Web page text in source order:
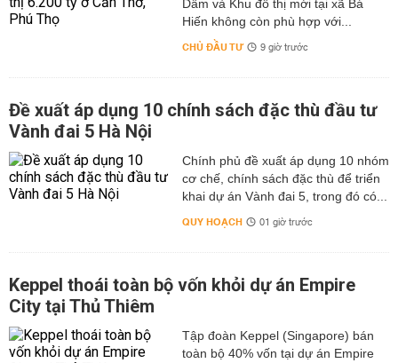
Dầm và Khu đô thị mới tại xã Bá
Hiến không còn phù hợp với...
CHỦ ĐẦU TƯ 9 giờ trước
Đề xuất áp dụng 10 chính sách đặc thù đầu tư
Vành đai 5 Hà Nội
Chính phủ đề xuất áp dụng 10 nhóm
cơ chế, chính sách đặc thù để triển
khai dự án Vành đai 5, trong đó có...
QUY HOẠCH 01 giờ trước
Keppel thoái toàn bộ vốn khỏi dự án Empire
City tại Thủ Thiêm
Tập đoàn Keppel (Singapore) bán
toàn bộ 40% vốn tại dự án Empire